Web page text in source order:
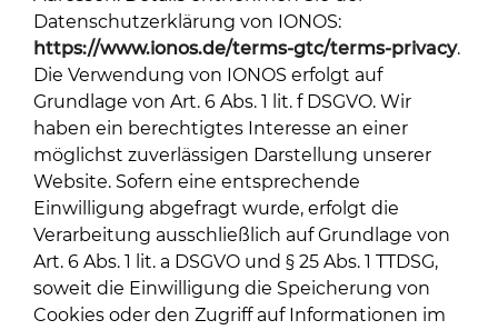
Datenschutzerklärung von IONOS:
https://www.ionos.de/terms-gtc/terms-privacy.
Die Verwendung von IONOS erfolgt auf
Grundlage von Art. 6 Abs. 1 lit. f DSGVO. Wir
haben ein berechtigtes Interesse an einer
möglichst zuverlässigen Darstellung unserer
Website. Sofern eine entsprechende
Einwilligung abgefragt wurde, erfolgt die
Verarbeitung ausschließlich auf Grundlage von
Art. 6 Abs. 1 lit. a DSGVO und § 25 Abs. 1 TTDSG,
soweit die Einwilligung die Speicherung von
Cookies oder den Zugriff auf Informationen im